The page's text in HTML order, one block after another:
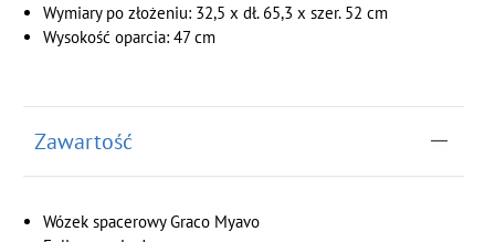
Wymiary po złożeniu: 32,5 x dł. 65,3 x szer. 52 cm
Wysokość oparcia: 47 cm
Zawartość
Wózek spacerowy Graco Myavo